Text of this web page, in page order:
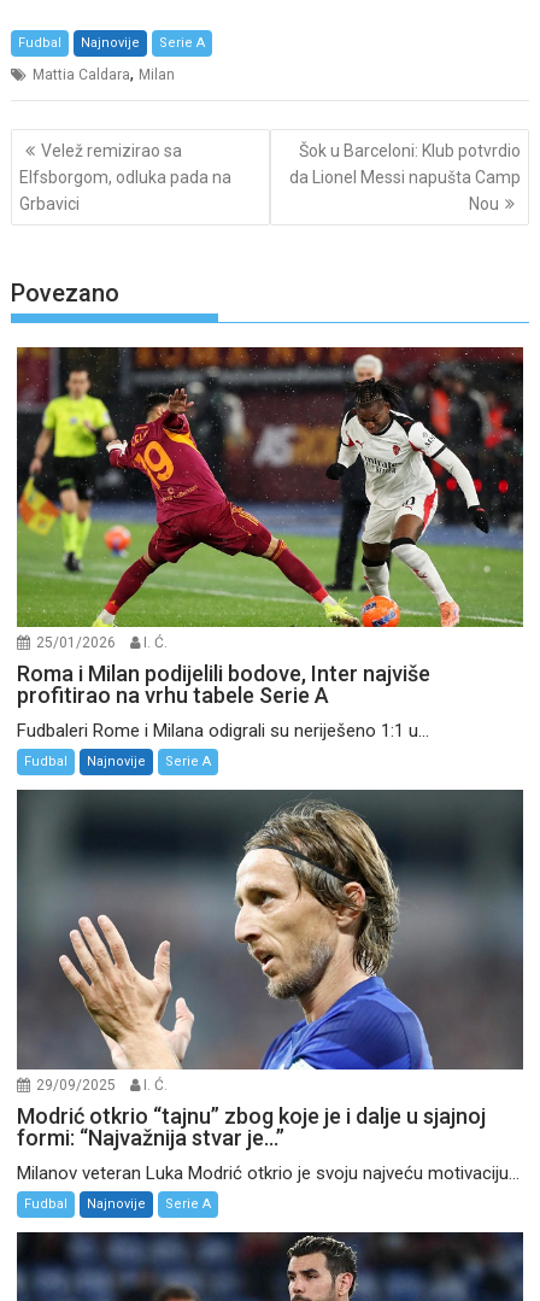
Fudbal Najnovije Serie A
Mattia Caldara, Milan
Post
navigation
Velež remizirao sa
Elfsborgom, odluka pada na
Grbavici
Šok u Barceloni: Klub potvrdio
da Lionel Messi napušta Camp
Nou
Povezano
25/01/2026 I. Ć.
Roma i Milan podijelili bodove, Inter najviše
profitirao na vrhu tabele Serie A
Fudbaleri Rome i Milana odigrali su neriješeno 1:1 u...
Fudbal Najnovije Serie A
29/09/2025 I. Ć.
Modrić otkrio “tajnu” zbog koje je i dalje u sjajnoj
formi: “Najvažnija stvar je…”
Milanov veteran Luka Modrić otkrio je svoju najveću motivaciju...
Fudbal Najnovije Serie A